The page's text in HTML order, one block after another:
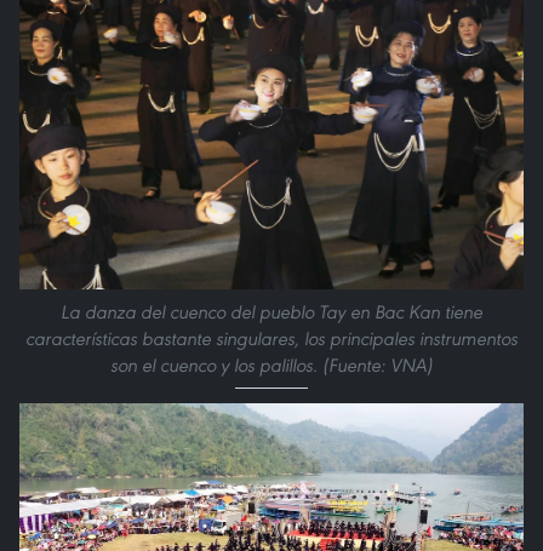
La danza del cuenco del pueblo Tay en Bac Kan tiene
características bastante singulares, los principales instrumentos
son el cuenco y los palillos. (Fuente: VNA)